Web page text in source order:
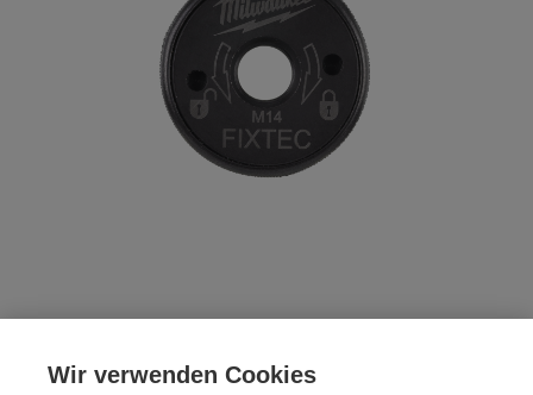
(4932464610)
Wir verwenden Cookies